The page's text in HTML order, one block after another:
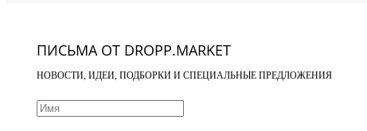
ПИСЬМА ОТ DROPP.MARKET
НОВОСТИ, ИДЕИ, ПОДБОРКИ И СПЕЦИАЛЬНЫЕ ПРЕДЛОЖЕНИЯ